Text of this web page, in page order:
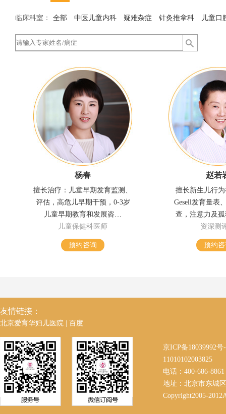
临床科室： 全部 中医儿童内科 疑难杂症 针灸推拿科 儿童口
杨春
擅长治疗：儿童早期发育监测、
评估，高危儿早期干预，0-3岁
儿童早期教育和发展咨…
儿童保健科医师
预约咨询
赵若
擅长新生儿行
Gesell发育量表
查，注意力及
资深测
预约
友情链接：
北京爱育华妇儿医院 百度
京ICP备18039992
11010102003825
电话：400-686-
地址：北京市东城
Copyright2005-